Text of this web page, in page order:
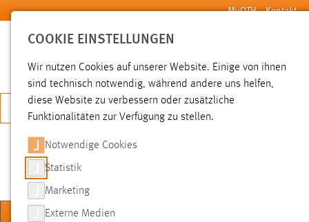
Zum Hauptinhalt springen MyOTH Kontakt
SUCHE
JETZT BEWERBEN
KOMPETENZZENTRUM
DIGITALE LEHRE
COOKIE EINSTELLUNGEN
Wir nutzen Cookies auf unserer Website. Einige von ihnen
sind technisch notwendig, während andere uns helfen,
diese Website zu verbessern oder zusätzliche
Funktionalitäten zur Verfügung zu stellen.
Notwendige Cookies
Statistik
Marketing
Externe Medien